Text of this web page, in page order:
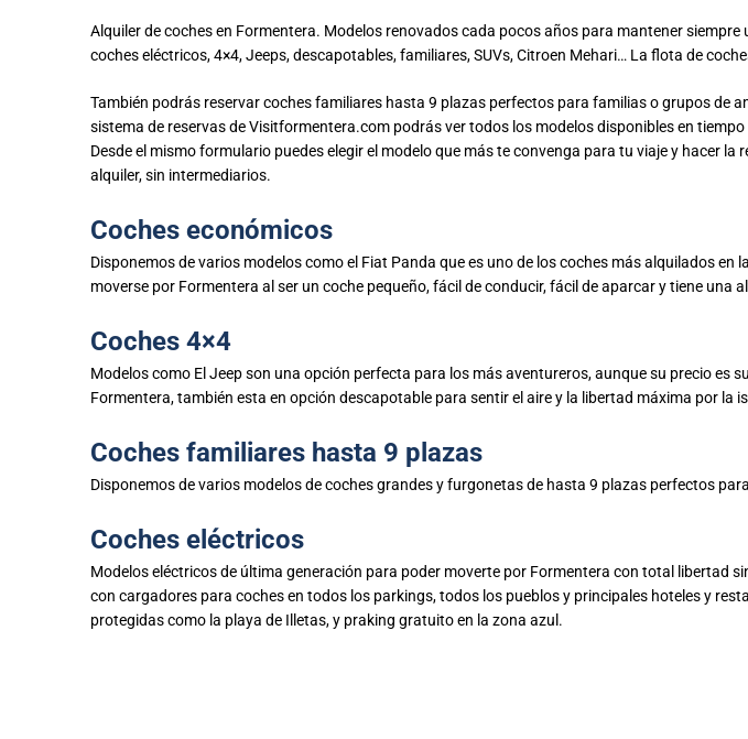
Alquiler de coches en Formentera. Modelos renovados cada pocos años para mantener
coches eléctricos, 4×4, Jeeps, descapotables, familiares, SUVs, Citroen Mehari… La flota de
También podrás reservar coches familiares hasta 9 plazas perfectos para familias o grupos de
sistema de reservas de Visitformentera.com podrás ver todos los modelos disponibles en
Desde el mismo formulario puedes elegir el modelo que más te convenga para tu viaje y hacer
alquiler, sin intermediarios.
Coches económicos
Disponemos de varios modelos como el Fiat Panda que es uno de los coches más alquilados
moverse por Formentera al ser un coche pequeño, fácil de conducir, fácil de aparcar y tiene
Coches 4×4
Modelos como El Jeep son una opción perfecta para los más aventureros, aunque su precio
Formentera, también esta en opción descapotable para sentir el aire y la libertad máxima por la
Coches familiares hasta 9 plazas
Disponemos de varios modelos de coches grandes y furgonetas de hasta 9 plazas perfectos
Coches eléctricos
Modelos eléctricos de última generación para poder moverte por Formentera con total libertad
con cargadores para coches en todos los parkings, todos los pueblos y principales hoteles y
protegidas como la playa de Illetas, y praking gratuito en la zona azul.